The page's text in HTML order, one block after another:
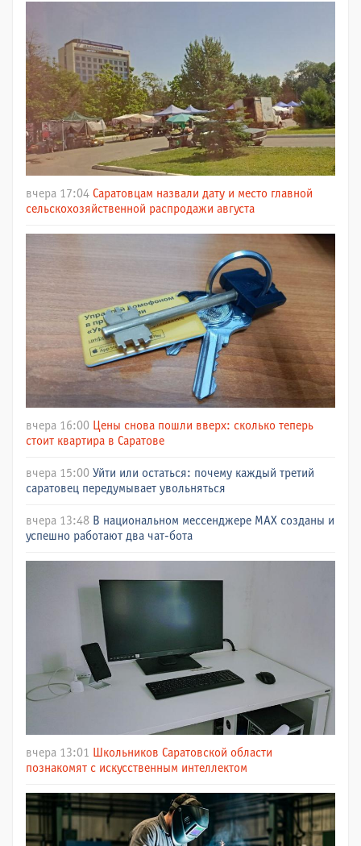
вчера 17:04 Саратовцам назвали дату и место главной
сельскохозяйственной распродажи августа
вчера 16:00 Цены снова пошли вверх: сколько теперь
стоит квартира в Саратове
вчера 15:00 Уйти или остаться: почему каждый третий
саратовец передумывает увольняться
вчера 13:48 В национальном мессенджере МАХ созданы и
успешно работают два чат-бота
вчера 13:01
Школьников Саратовской области
познакомят с искусственным интеллектом